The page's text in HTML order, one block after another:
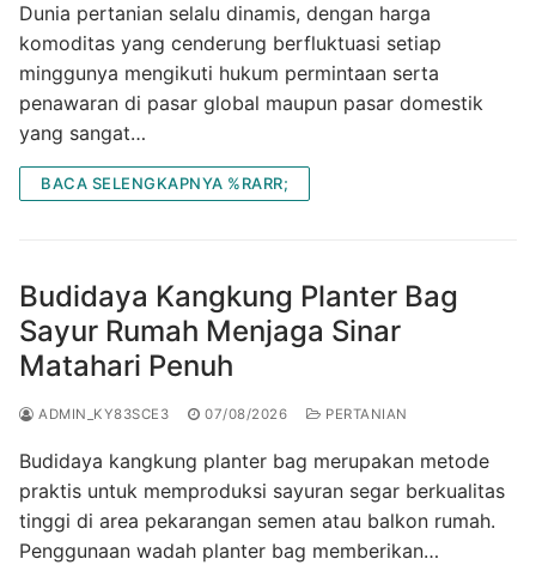
Dunia pertanian selalu dinamis, dengan harga
komoditas yang cenderung berfluktuasi setiap
minggunya mengikuti hukum permintaan serta
penawaran di pasar global maupun pasar domestik
yang sangat…
BACA SELENGKAPNYA %RARR;
Budidaya Kangkung Planter Bag
Sayur Rumah Menjaga Sinar
Matahari Penuh
ADMIN_KY83SCE3 07/08/2026 PERTANIAN
Budidaya kangkung planter bag merupakan metode
praktis untuk memproduksi sayuran segar berkualitas
tinggi di area pekarangan semen atau balkon rumah.
Penggunaan wadah planter bag memberikan…